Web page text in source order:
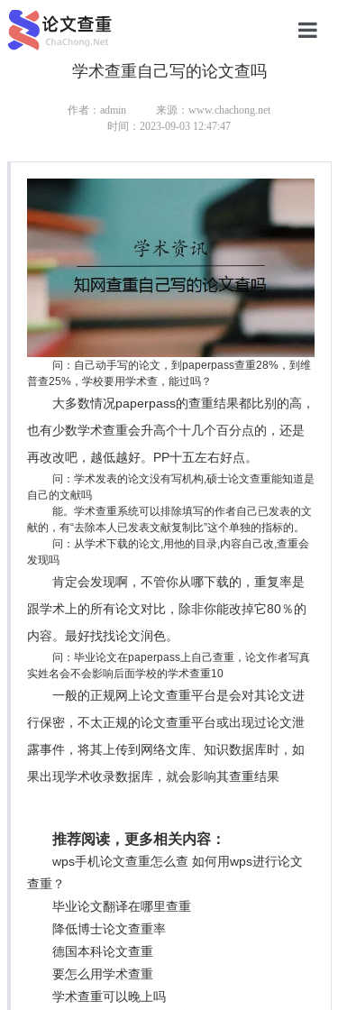
研究生论
硕士论文
博士论文
学术查重自己写的论文查吗
作者：admin
来源：www.chachong.net
时间：2023-09-03 12:47:47
问：自己动手写的论文，到paperpass查重28%，到维
普查25%，学校要用学术查，能过吗？
大多数情况paperpass的查重结果都比别的高，
也有少数学术查重会升高个十几个百分点的，还是
再改改吧，越低越好。PP十五左右好点。
问：学术发表的论文没有写机构,硕士论文查重能知道是
自己的文献吗
能。学术查重系统可以排除填写的作者自己已发表的文
献的，有“去除本人已发表文献复制比”这个单独的指标的。
问：从学术下载的论文,用他的目录,内容自己改,查重会
发现吗
肯定会发现啊，不管你从哪下载的，重复率是
跟学术上的所有论文对比，除非你能改掉它80％的
内容。最好找找论文润色。
问：毕业论文在paperpass上自己查重，论文作者写真
实姓名会不会影响后面学校的学术查重10
一般的正规网上论文查重平台是会对其论文进
行保密，不太正规的论文查重平台或出现过论文泄
露事件，将其上传到网络文库、知识数据库时，如
果出现学术收录数据库，就会影响其查重结果
推荐阅读，更多相关内容：
wps手机论文查重怎么查 如何用wps进行论文
查重？
毕业论文翻译在哪里查重
降低博士论文查重率
德国本科论文查重
要怎么用学术查重
学术查重可以晚上吗